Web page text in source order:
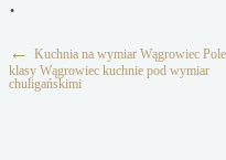
← Kuchnia na wymiar Wągrowiec
klasy Wągrowiec kuchnie pod wymiar
chuligańskimi